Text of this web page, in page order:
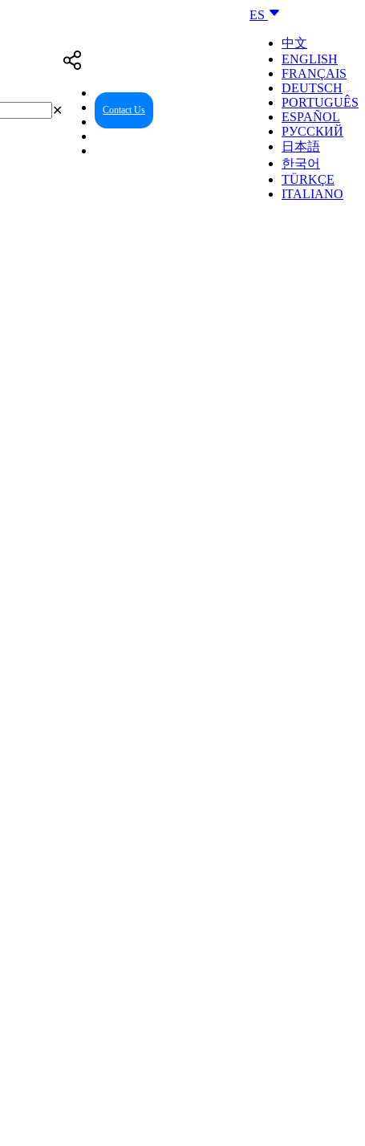
ES
中文
ENGLISH
FRANÇAIS
DEUTSCH
PORTUGUÊS
ESPAÑOL
РУССКИЙ
日本語
한국어
TÜRKÇE
ITALIANO
Contact Us
✕